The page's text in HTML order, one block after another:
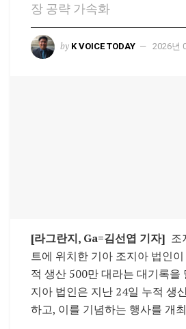
장 공략 가속화
by K VOICE TODAY 2026년
[라그란지, Ga=김선엽 기자] 조
트에 위치한 기아 조지아 법인
적 생산 500만 대라는 대기록을
지아 법인은 지난 24일 누적 생
하고, 이를 기념하는 행사를 개